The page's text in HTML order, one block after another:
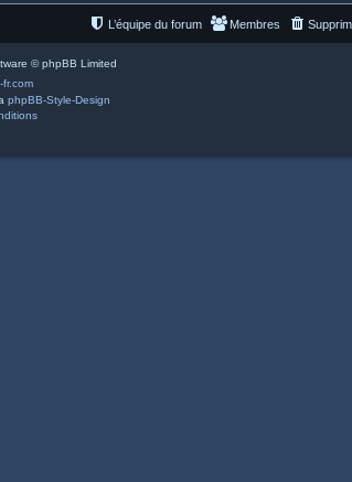
Membres
L’équipe du forum
© phpBB Limited
phpBB-Style-Design